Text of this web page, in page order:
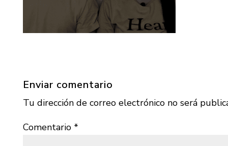
Enviar comentario
Tu dirección de correo electrónico no será
Comentario *